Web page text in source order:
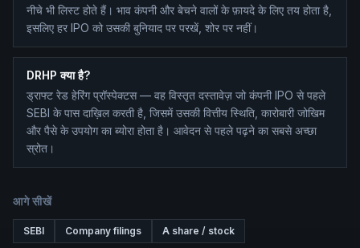
नीचे भी लिस्ट होते हैं। भाव कंपनी और बेचने वालों के फ़ायदे के लिए तय होता है,
इसलिए हर IPO को उसकी बुनियाद पर परखें, शोर पर नहीं।
DRHP क्या है?
ड्राफ्ट रेड हेरिंग प्रॉस्पेक्टस — वह विस्तृत दस्तावेज़ जो कंपनी IPO से पहले
SEBI के पास दाख़िल करती है, जिसमें उसकी वित्तीय स्थिति, कारोबारी जोखिम
और पैसे के उपयोग का ब्योरा होता है। आवेदन से पहले पढ़ने का सबसे अच्छा
स्रोत।
आगे सीखें
SEBI Company filings A share / stock